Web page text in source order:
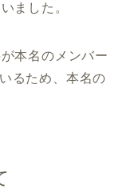
ました。
本名のメンバー
るため、本名の